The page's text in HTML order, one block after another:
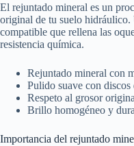
El rejuntado mineral es un
original de tu suelo
compatible que rellena las
resistencia química.
Rejuntado mineral con
Pulido suave con discos
Respeto al grosor
Brillo homogéneo y
Importancia del rejuntado